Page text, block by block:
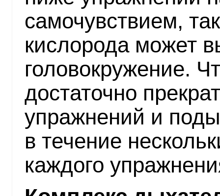
самочувствием,
кислорода может
головокружение.
достаточно
упражнений и
в течение
каждого